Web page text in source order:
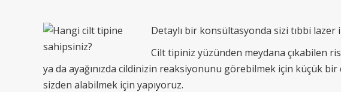
Detaylı bir konsültasyonda sizi tıbbi
Cilt tipiniz yüzünden meydana çıkabilen
ya da ayağınızda cildinizin reaksiyonunu görebilmek için küçük bir
sizden alabilmek için yapıyoruz.